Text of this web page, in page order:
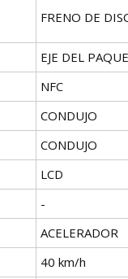
FRENO DE
EJE DEL
NFC
CONDUJO
CONDUJO
LCD
-
ACELERADOR
40 km/h